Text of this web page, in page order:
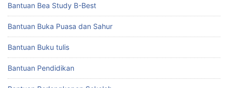
Bantuan Bea Study B-Best
Bantuan Buka Puasa dan Sahur
Bantuan Buku tulis
Bantuan Pendidikan